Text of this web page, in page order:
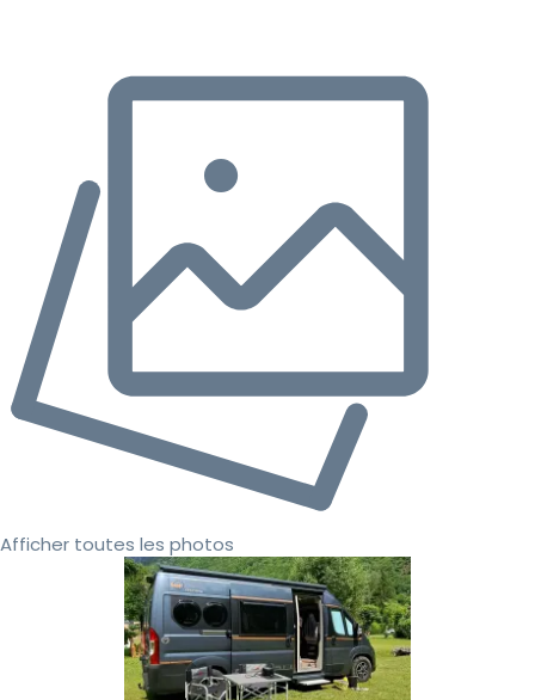
Afficher toutes les photos